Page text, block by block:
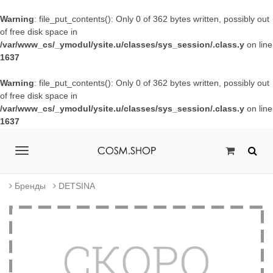
Warning: file_put_contents(): Only 0 of 362 bytes written, possibly out
of free disk space in
/var/www_cs/_ymodul/ysite.u/classes/sys_session/.class.y on line
1637
Warning: file_put_contents(): Only 0 of 362 bytes written, possibly out
of free disk space in
/var/www_cs/_ymodul/ysite.u/classes/sys_session/.class.y on line
1637
T
o
Бренды DETSINA